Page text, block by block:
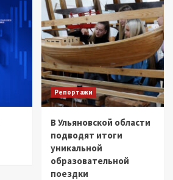
Репортажи
В Ульяновской области
подводят итоги
уникальной
образовательной
поездки